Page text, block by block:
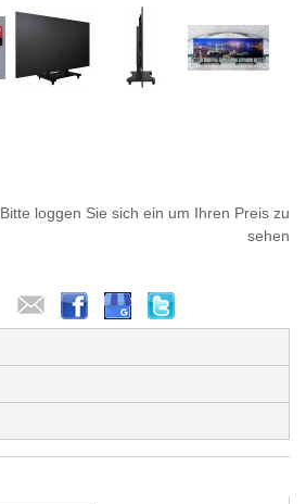
Bitte loggen Sie sich ein um Ihren Preis zu
sehen